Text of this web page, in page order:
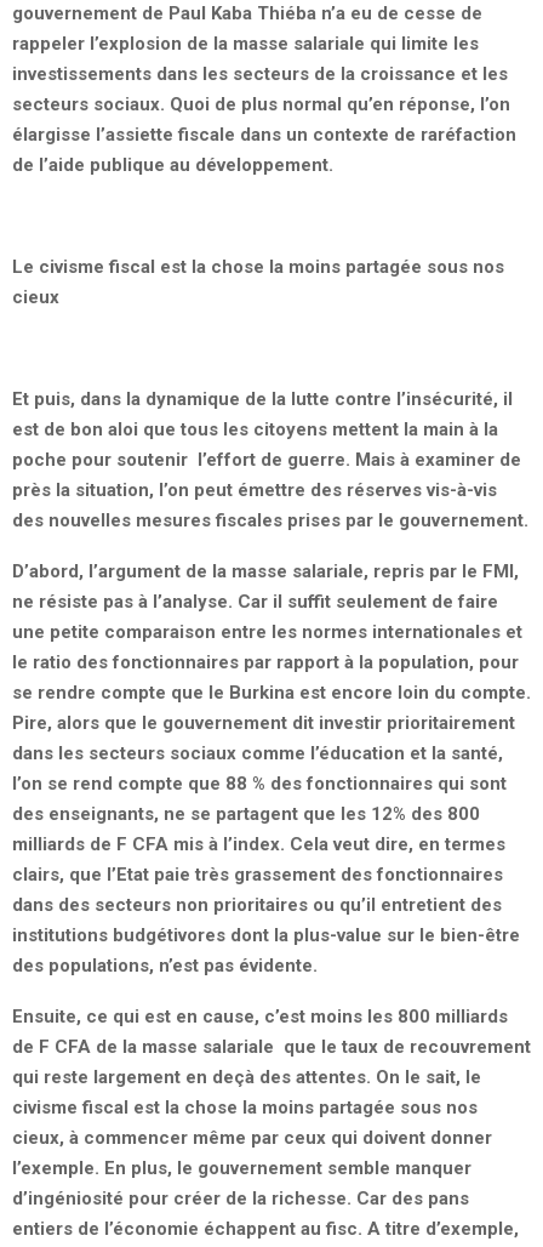
gouvernement de Paul Kaba Thiéba n’a eu de cesse de
rappeler l’explosion de la masse salariale qui limite les
investissements dans les secteurs de la croissance et les
secteurs sociaux. Quoi de plus normal qu’en réponse, l’on
élargisse l’assiette fiscale dans un contexte de raréfaction
de l’aide publique au développement.
Le civisme fiscal est la chose la moins partagée sous nos
cieux
Et puis, dans la dynamique de la lutte contre l’insécurité, il
est de bon aloi que tous les citoyens mettent la main à la
poche pour soutenir l’effort de guerre. Mais à examiner de
près la situation, l’on peut émettre des réserves vis-à-vis
des nouvelles mesures fiscales prises par le gouvernement.
D’abord, l’argument de la masse salariale, repris par le FMI,
ne résiste pas à l’analyse. Car il suffit seulement de faire
une petite comparaison entre les normes internationales et
le ratio des fonctionnaires par rapport à la population, pour
se rendre compte que le Burkina est encore loin du compte.
Pire, alors que le gouvernement dit investir prioritairement
dans les secteurs sociaux comme l’éducation et la santé,
l’on se rend compte que 88 % des fonctionnaires qui sont
des enseignants, ne se partagent que les 12% des 800
milliards de F CFA mis à l’index. Cela veut dire, en termes
clairs, que l’Etat paie très grassement des fonctionnaires
dans des secteurs non prioritaires ou qu’il entretient des
institutions budgétivores dont la plus-value sur le bien-être
des populations, n’est pas évidente.
Ensuite, ce qui est en cause, c’est moins les 800 milliards
de F CFA de la masse salariale que le taux de recouvrement
qui reste largement en deçà des attentes. On le sait, le
civisme fiscal est la chose la moins partagée sous nos
cieux, à commencer même par ceux qui doivent donner
l’exemple. En plus, le gouvernement semble manquer
d’ingéniosité pour créer de la richesse. Car des pans
entiers de l’économie échappent au fisc. A titre d’exemple,